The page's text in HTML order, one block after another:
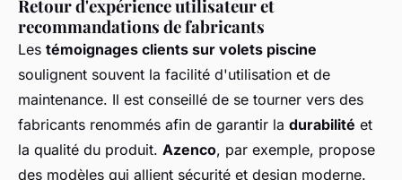
Retour d'expérience utilisateur et
recommandations de fabricants
Les témoignages clients sur volets piscine
soulignent souvent la facilité d'utilisation et de
maintenance. Il est conseillé de se tourner vers des
fabricants renommés afin de garantir la durabilité et
la qualité du produit. Azenco, par exemple, propose
des modèles qui allient sécurité et design moderne.